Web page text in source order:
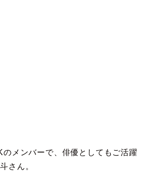
メンバーで、俳優としてもご活躍
さん。